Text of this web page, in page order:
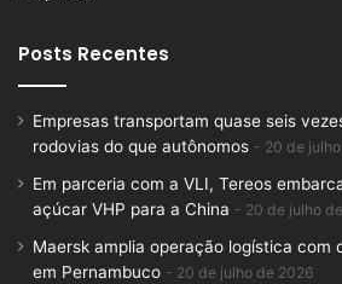
Posts Recentes
Empresas transportam quase seis
rodovias do que autônomos
20 de
Em parceria com a VLI, Tereos
açúcar VHP para a China
20 de julho
Maersk amplia operação logística com
em Pernambuco
20 de julho de 2026